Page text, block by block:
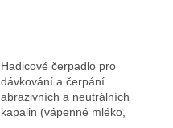
Hadicové čerpadlo pro
dávkování a čerpání
abrazivních a neutrálních
kapalin (vápenné mléko,